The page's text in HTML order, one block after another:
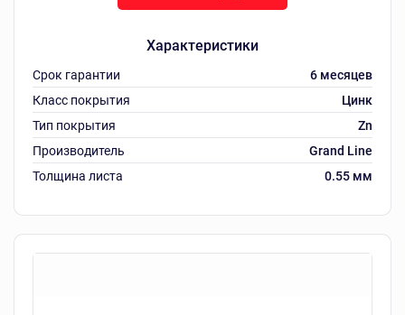
Характеристики
Срок гарантии
6 месяцев
Класс покрытия
Цинк
Тип покрытия
Zn
Производитель
Grand Line
Толщина листа
0.55 мм